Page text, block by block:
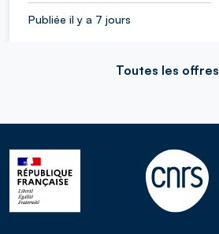
Publiée il y a 7 jours
Toutes les offres